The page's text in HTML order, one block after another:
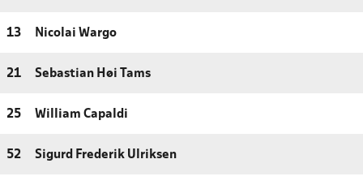
13 Nicolai Wargo
21 Sebastian Høi Tams
25 William Capaldi
52 Sigurd Frederik Ulriksen